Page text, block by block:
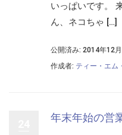
いっぱいです。
ん、ネコちゃ […]
公開済み: 2014年12
作成者: ティー・エム
年末年始の営